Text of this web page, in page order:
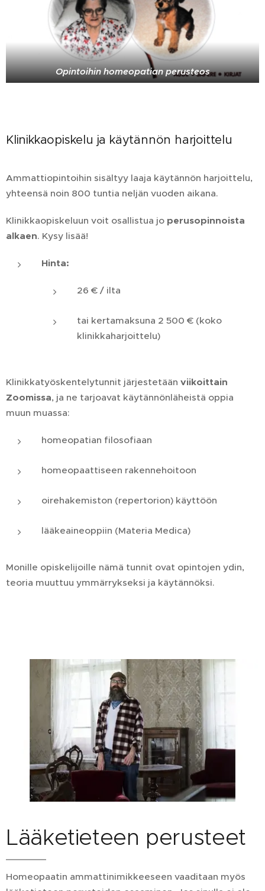
Opintoihin homeopatian perusteos
Klinikkaopiskelu ja käytännön harjoittelu
Ammattiopintoihin sisältyy laaja käytännön harjoittelu,
yhteensä noin 800 tuntia neljän vuoden aikana.
Klinikkaopiskeluun voit osallistua jo perusopinnoista
alkaen. Kysy lisää!
Hinta:
26 € / ilta
tai kertamaksuna 2 500 € (koko
klinikkaharjoittelu)
Klinikkatyöskentelytunnit järjestetään viikoittain
Zoomissa, ja ne tarjoavat käytännönläheistä oppia
muun muassa:
homeopatian filosofiaan
homeopaattiseen rakennehoitoon
oirehakemiston (repertorion) käyttöön
lääkeaineoppiin (Materia Medica)
Monille opiskelijoille nämä tunnit ovat opintojen ydin,
teoria muuttuu ymmärrykseksi ja käytännöksi.
Lääketieteen perusteet
Homeopaatin ammattinimikkeeseen vaaditaan myös